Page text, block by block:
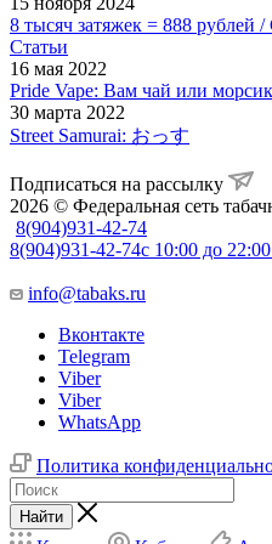
8 тысяч затяжек = 888 рублей
Статьи
16 мая 2022
Pride Vape: Вам чай или
30 марта 2022
Street Samurai: おっす
Подписаться на рассылку
2026 © Федеральная сеть
8(904)931-42-74
8(904)931-42-74с 10:00 до
info@tabaks.ru
Вконтакте
Telegram
Viber
Viber
WhatsApp
Политика
Найти